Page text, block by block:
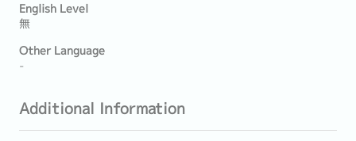
English Level
無
Other Language
-
Additional Information